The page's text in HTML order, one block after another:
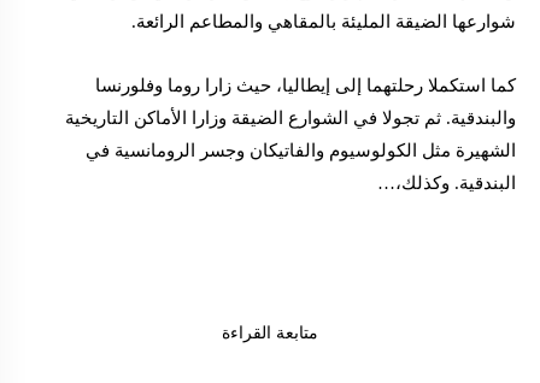
شوارعها الضيقة المليئة بالمقاهي والمطاعم الرائعة.
كما استكملا رحلتهما إلى إيطاليا، حيث زارا روما وفلورنسا
والبندقية. ثم تجولا في الشوارع الضيقة وزارا الأماكن التاريخية
الشهيرة مثل الكولوسيوم والفاتيكان وجسر الرومانسية في
البندقية. وكذلك،…
متابعة القراءة